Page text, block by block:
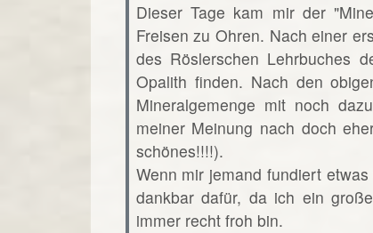
Dieser Tage kam mir der
Freisen zu Ohren. Nach einer
des Röslerschen Lehrbuches
Opalith finden. Nach den
Mineralgemenge mit noch
meiner Meinung nach doch
schönes!!!!).
Wenn mir jemand fundiert
dankbar dafür, da ich ein
immer recht froh bin.